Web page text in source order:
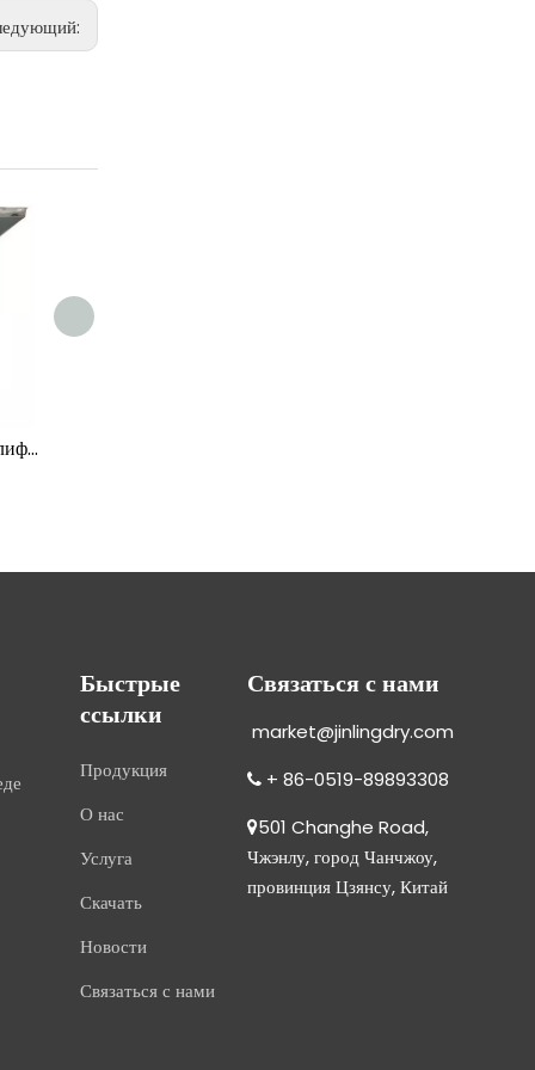
30B Универсальная шлифовальная машина
Быстрые
ссылки
Продукция
О нас
Услуга
Скачать
Новости
Связаться с нами
Связаться с нами
market@jinlingdry.com
 + 86-0519-89893308
501 Changhe Road,
Чжэнлу, город Чанчжоу,
провинция Цзянсу, Китай